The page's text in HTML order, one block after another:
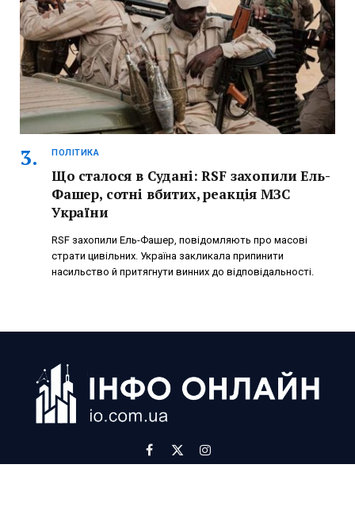
ПОЛІТИКА
Що сталося в Судані: RSF захопили Ель-
Фашер, сотні вбитих, реакція МЗС
України
RSF захопили Ель-Фашер, повідомляють про масові
страти цивільних. Україна закликала припинити
насильство й притягнути винних до відповідальності.
Facebook
X
Instagram